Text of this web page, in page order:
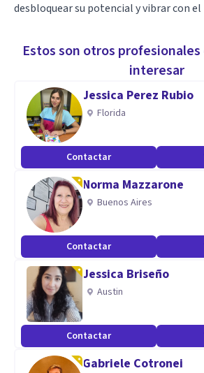
desbloquear su potencial y vibrar con el
Estos son otros
interesar
Jessica Perez Rubio
Florida
Contactar
Norma Mazzarone
Buenos Aires
Contactar
Jessica Briseño
Austin
Contactar
Gabriele Cotronei